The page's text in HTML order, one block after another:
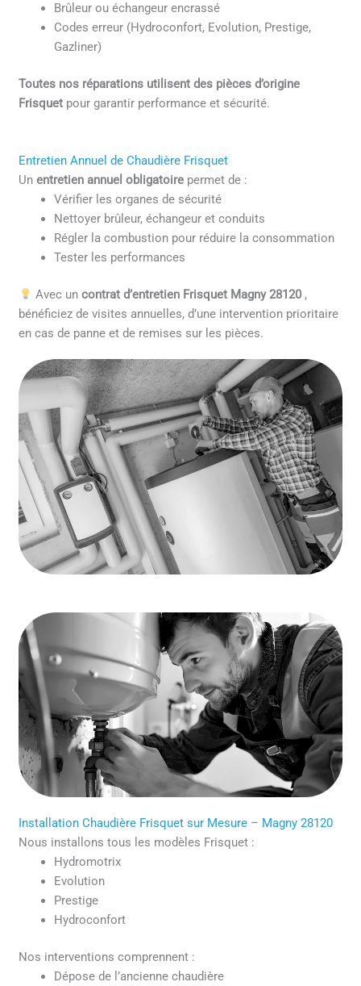
Brûleur ou échangeur encrassé
Codes erreur (Hydroconfort, Evolution, Prestige,
Gazliner)
Toutes nos réparations utilisent des pièces d’origine
Frisquet pour garantir performance et sécurité.
Entretien Annuel de Chaudière Frisquet
Unentretien annuel obligatoire permet de :
Vérifier les organes de sécurité
Nettoyer brûleur, échangeur et conduits
Régler la combustion pour réduire la consommation
Tester les performances
Avec un contrat d’entretien Frisquet Magny 28120 ,
bénéficiez de visites annuelles, d’une intervention prioritaire
en cas de panne et de remises sur les pièces.
Installation Chaudière Frisquet sur Mesure – Magny 28120
Nous installons tous les modèles Frisquet :
Hydromotrix
Evolution
Prestige
Hydroconfort
Nos interventions comprennent :
Dépose de l’ancienne chaudière